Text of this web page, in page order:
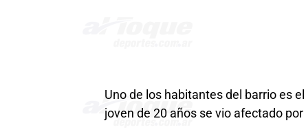
Uno de los habitantes del barrio es
joven de 20 años se vio afectado